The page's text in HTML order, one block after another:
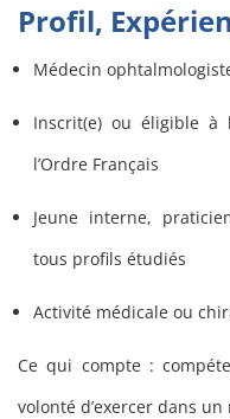
Profil,
Médecin
Inscrit(e) ou éligible à
l’Ordre Français
Jeune interne,
tous profils étudiés
Activité médicale ou
Ce qui compte :
volonté d’exercer dans